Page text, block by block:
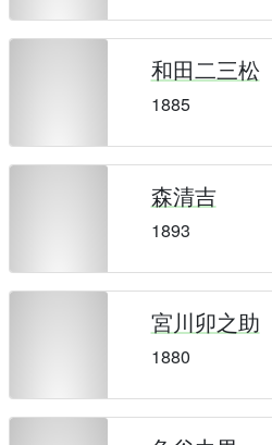
和田二三松
1885
森清吉
1893
宮川卯之助
1880